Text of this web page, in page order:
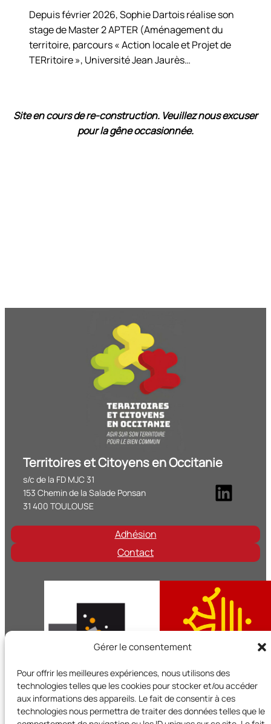
Gérer le consentement
Pour offrir les meilleures expériences, nous utilisons des
technologies telles que les cookies pour stocker et/ou accéder
aux informations des appareils. Le fait de consentir à ces
technologies nous permettra de traiter des données telles que le
Depuis février 2026, Sophie Dartois réalise son
stage de Master 2 APTER (Aménagement du
territoire, parcours « Action locale et Projet de
TERritoire », Université Jean Jaurès…
Site en cours de re-construction. Veuillez nous excuser
pour la gêne occasionnée.
Territoires et Citoyens en Occitanie
s/c de la FD MJC 31
153 Chemin de la Salade Ponsan
31 400 TOULOUSE
Adhésion
Contact
Territoires et Citoyens en Occitanie est un réseau régional